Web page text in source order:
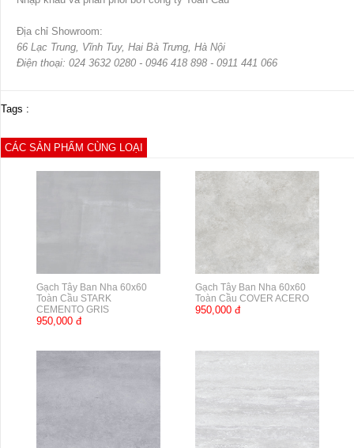
Địa chỉ Showroom:
66 Lạc Trung, Vĩnh Tuy, Hai Bà Trưng, Hà Nội
Điện thoại: 024 3632 0280 - 0946 418 898 - 0911 441 066
Tags :
CÁC SẢN PHẨM CÙNG LOẠI
Gạch Tây Ban Nha 60x60
Toàn Cầu STARK
CEMENTO GRIS
950,000 đ
Gạch Tây Ban Nha 60x60
Toàn Cầu COVER ACERO
950,000 đ